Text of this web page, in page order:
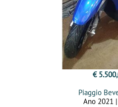
€
Piaggio
Ano 2021